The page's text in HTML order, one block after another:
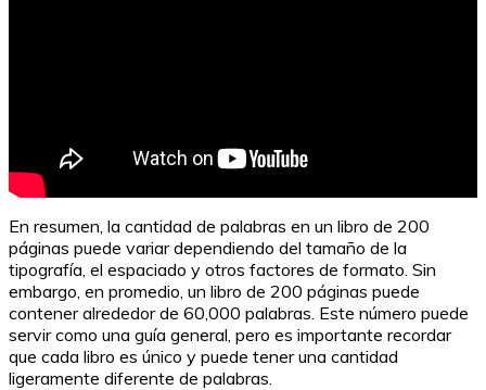
En resumen, la cantidad de palabras en un libro de 200
páginas puede variar dependiendo del tamaño de la
tipografía, el espaciado y otros factores de formato. Sin
embargo, en promedio, un libro de 200 páginas puede
contener alrededor de 60,000 palabras. Este número puede
servir como una guía general, pero es importante recordar
que cada libro es único y puede tener una cantidad
ligeramente diferente de palabras.